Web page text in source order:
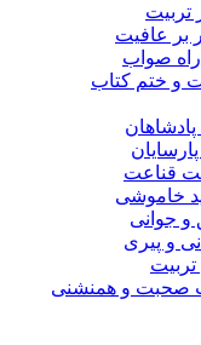
تربیت
بر عافیت
راه صواب
و ختم کتاب
قناعت
خاموشى
و جوانى
و پیرى
صحبت و همنشنى